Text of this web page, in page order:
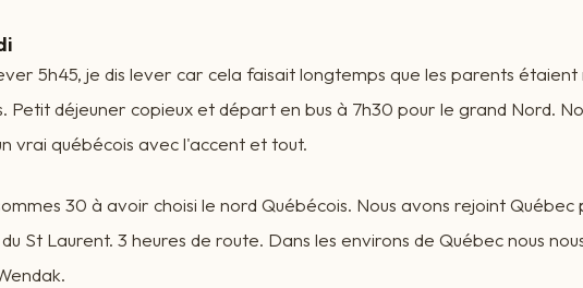
5h45, je dis lever car cela faisait longtemps que les parents
Petit déjeuner copieux et départ en bus à 7h30 pour le grand Nord.
vrai québécois avec l'accent et tout.
30 à avoir choisi le nord Québécois. Nous avons rejoint
St Laurent. 3 heures de route. Dans les environs de Québec nous